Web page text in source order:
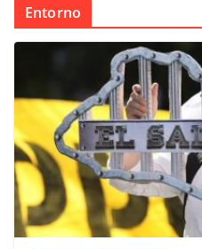
Entorno